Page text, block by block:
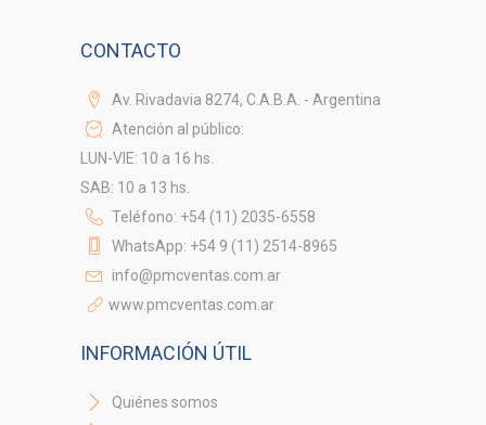
CONTACTO
Av. Rivadavia 8274, C.A.B.A. - Argentina
Atención al público:
LUN-VIE: 10 a 16 hs.
SAB: 10 a 13 hs.
Teléfono: +54 (11) 2035-6558
WhatsApp: +54 9 (11) 2514-8965
info@pmcventas.com.ar
www.pmcventas.com.ar
INFORMACIÓN ÚTIL
Quiénes somos